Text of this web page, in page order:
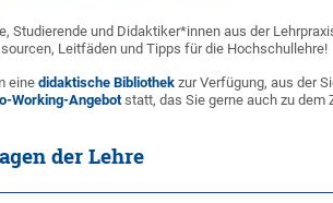
Studierende und Didaktiker*innen aus der
Leitfäden und Tipps für die Hochschullehre!
eine didaktische Bibliothek zur Verfügung, aus der
Working-Angebotstatt, das Sie gerne auch zu dem
der Lehre